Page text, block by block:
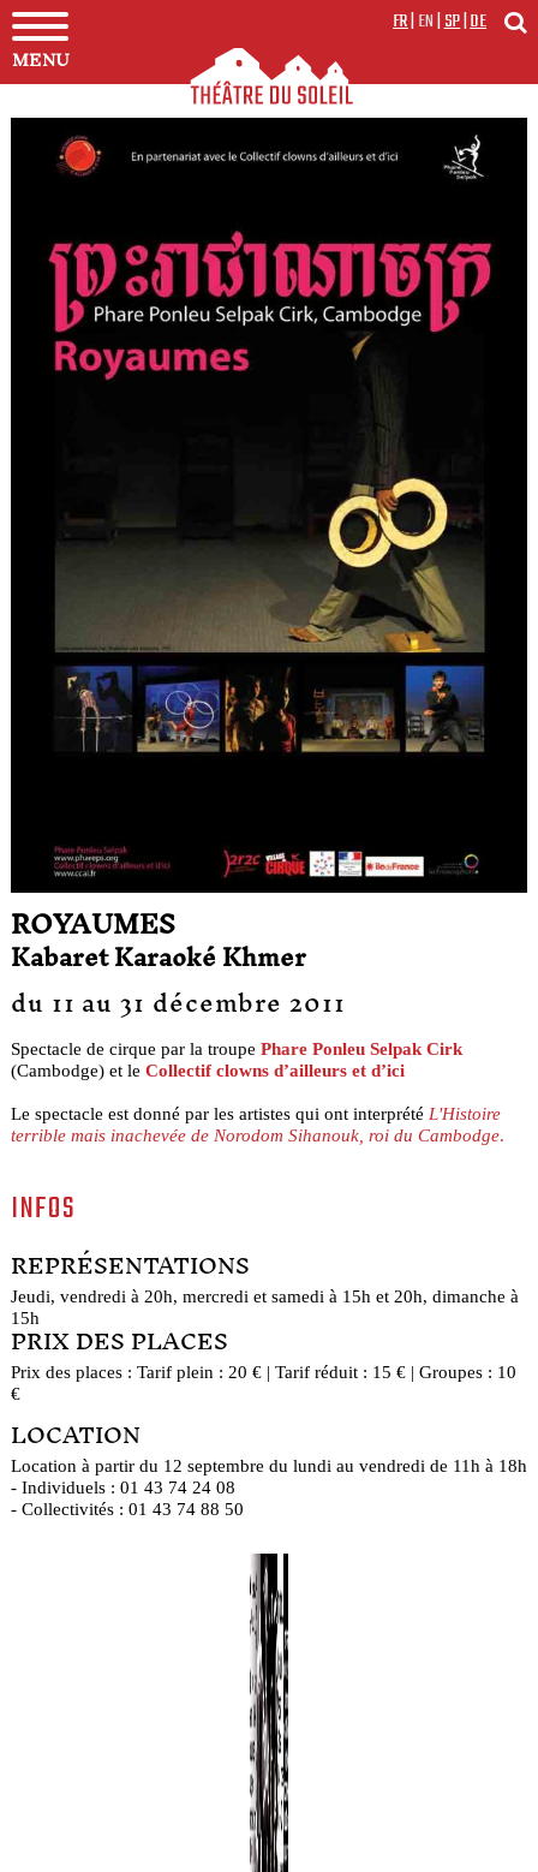
MENU
FR|EN|SP|DE
ROYAUMES
Kabaret Karaoké Khmer
du 11 au 31 décembre 2011
Spectacle de cirque par la troupe Phare Ponleu Selpak Cirk
(Cambodge) et le Collectif clowns d’ailleurs et d’ici
Le spectacle est donné par les artistes qui ont interprété L'Histoire
terrible mais inachevée de Norodom Sihanouk, roi du Cambodge.
INFOS
REPRÉSENTATIONS
Jeudi, vendredi à 20h, mercredi et samedi à 15h et 20h, dimanche à
15h
PRIX DES PLACES
Prix des places : Tarif plein : 20 € | Tarif réduit : 15 € | Groupes : 10
€
LOCATION
Location à partir du 12 septembre du lundi au vendredi de 11h à 18h
- Individuels : 01 43 74 24 08
- Collectivités : 01 43 74 88 50